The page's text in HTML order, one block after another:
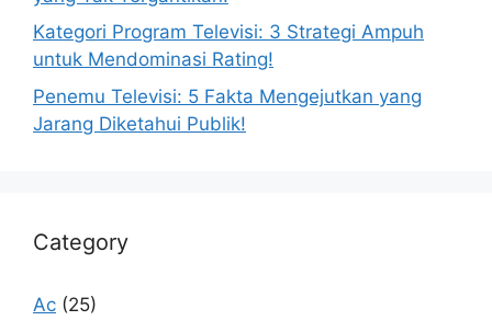
Kategori Program Televisi: 3 Strategi Ampuh
untuk Mendominasi Rating!
Penemu Televisi: 5 Fakta Mengejutkan yang
Jarang Diketahui Publik!
Category
Ac (25)